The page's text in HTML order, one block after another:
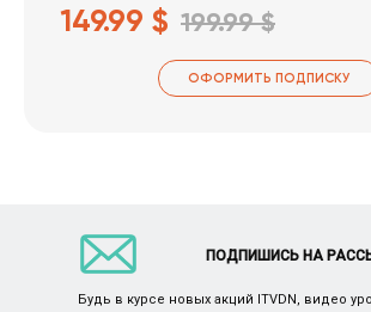
149.99 $ 199.99 $
ОФОРМИТЬ ПОДПИСКУ
ПОДПИШИСЬ НА
Будь в курсе новых акций ITVDN, видео